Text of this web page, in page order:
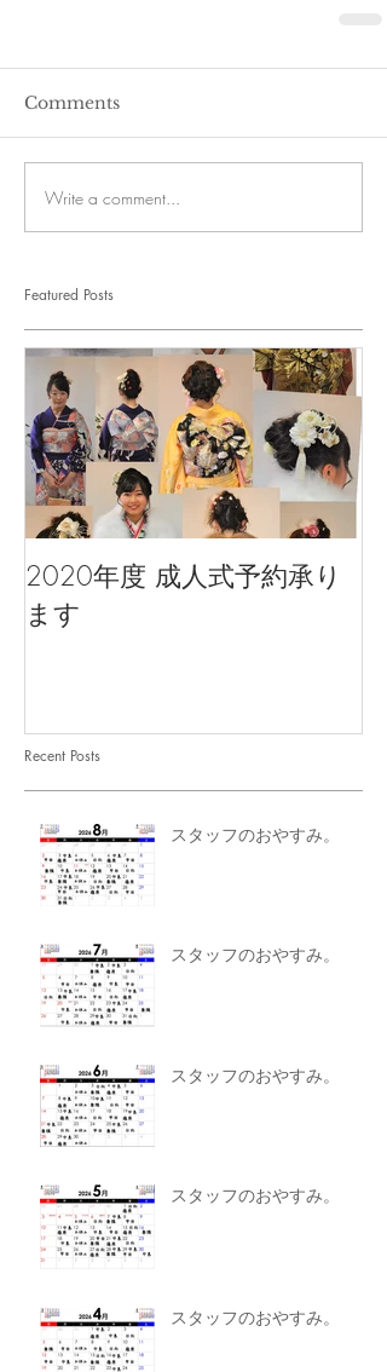
Comments
Write a comment...
Featured Posts
2020年度 成人式予約承り
ます
Recent Posts
スタッフのおやすみ。
スタッフのおやすみ。
スタッフのおやすみ。
スタッフのおやすみ。
スタッフのおやすみ。